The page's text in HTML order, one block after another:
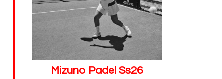
Mizuno Padel Ss26